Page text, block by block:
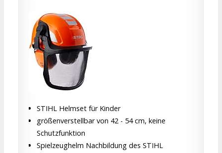
STIHL Helmset für Kinder
größenverstellbar von 42 - 54 cm, keine
Schutzfunktion
Spielzeughelm Nachbildung des STIHL